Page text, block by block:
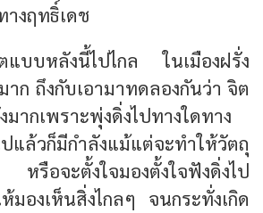
งฤทธิ์เดช
แบบหลังนี้ไปไกล ในเมืองฝรั่ง
าก ถึงกับเอามาทดลองกันว่า จิต
ากเพราะพุ่งดิ่งไปทางใดทาง
วก็มีกำลังแม้แต่จะทำให้วัตถุ
รือจะตั้งใจมองตั้งใจฟังดิ่งไป
มองเห็นสิ่งไกลๆ จนกระทั่งเกิด